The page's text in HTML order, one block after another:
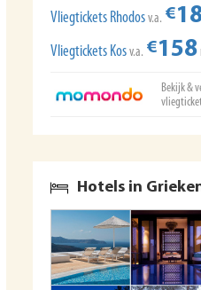
Vliegtickets Rhodos v.a. €
Vliegtickets Kos v.a. €158
Bekijk &
Hotels in